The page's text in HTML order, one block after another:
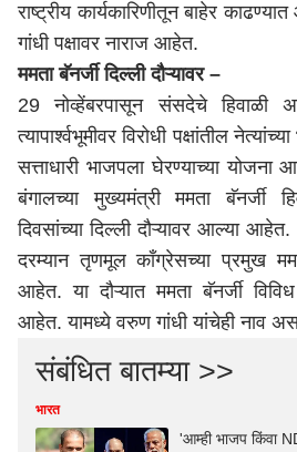
राष्ट्रीय कार्यकारिणीतून बाहेर
गांधी पक्षावर नाराज आहेत.
ममता बॅनर्जी दिल्ली दौऱ्यावर –
29 नोव्हेंबरपासून संसदेचे
त्यापार्श्वभूमीवर विरोधी पक्षांतील
सत्ताधारी भाजपला घेरण्याच्या
बंगालच्या मुख्यमंत्री ममता बॅनर्जी
दिवसांच्या दिल्ली दौऱ्यावर आल्या
दरम्यान तृणमूल काँग्रेसच्या प्रमुख
आहेत. या दौऱ्यात ममता बॅनर्जी
आहेत. यामध्ये वरुण गांधी यांचेही नाव
संबंधित बातम्या >>
भारत
'आम्ही भाजप किंवा